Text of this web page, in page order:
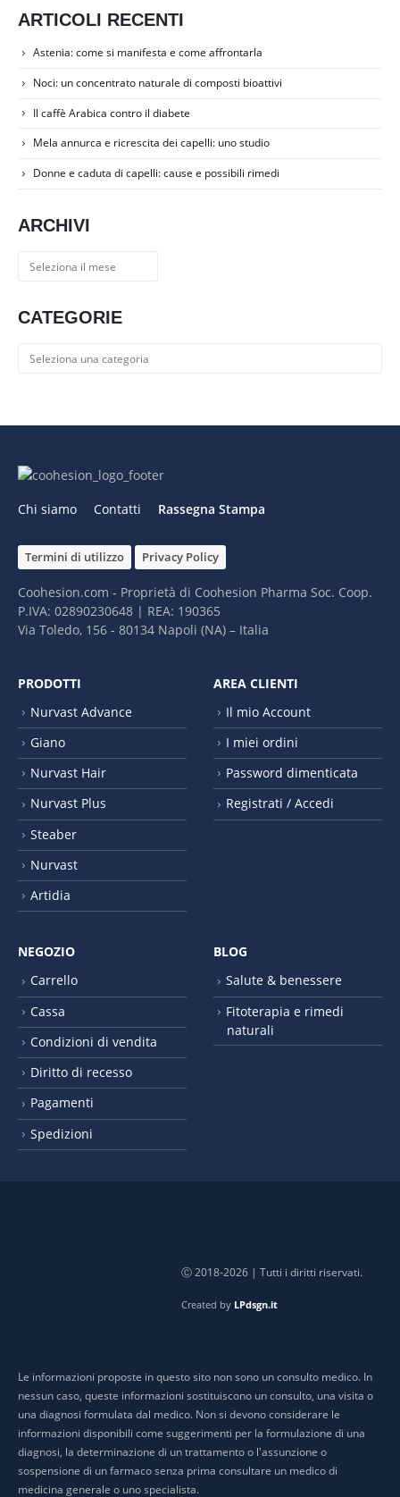
ARTICOLI RECENTI
Astenia: come si manifesta e come affrontarla
Noci: un concentrato naturale di composti bioattivi
Il caffè Arabica contro il diabete
Mela annurca e ricrescita dei capelli: uno studio
Donne e caduta di capelli: cause e possibili rimedi
ARCHIVI
Archivi
CATEGORIE
Categorie
Chi siamo Contatti Rassegna Stampa
Termini di utilizzo Privacy Policy
Coohesion.com - Proprietà di Coohesion Pharma Soc. Coop.
P.IVA: 02890230648 | REA: 190365
Via Toledo, 156 - 80134 Napoli (NA) – It​alia
PRODOTTI
Nurvast Advance
Giano
Nurvast Hair
Nurvast Plus
Steaber
Nurvast
Artidia
AREA CLIENTI
Il mio Account
I miei ordini
Password dimenticata
Registrati / Accedi
NEGOZIO
Carrello
Cassa
Condizioni di vendita
Diritto di recesso
Pagamenti
Spedizioni
BLOG
Salute & benessere
Fitoterapia e rimedi
naturali
Ⓒ 2018-2026 | Tutti i diritti riservati.
Created by LPdsgn.it
Le informazioni proposte in questo sito non sono un consulto medico. In
nessun caso, queste informazioni sostituiscono un consulto, una visita o
una diagnosi formulata dal medico. Non si devono considerare le
informazioni disponibili come suggerimenti per la formulazione di una
diagnosi, la determinazione di un trattamento o l'assunzione o
sospensione di un farmaco senza prima consultare un medico di
medicina generale o uno specialista.